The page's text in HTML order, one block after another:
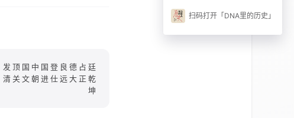
发顶国中国登良德占廷
清关文朝进仕远大正乾
坤
扫码打开「DNA里的历史」